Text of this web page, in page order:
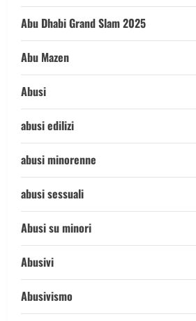
Abu Dhabi Grand Slam 2025
Abu Mazen
Abusi
abusi edilizi
abusi minorenne
abusi sessuali
Abusi su minori
Abusivi
Abusivismo